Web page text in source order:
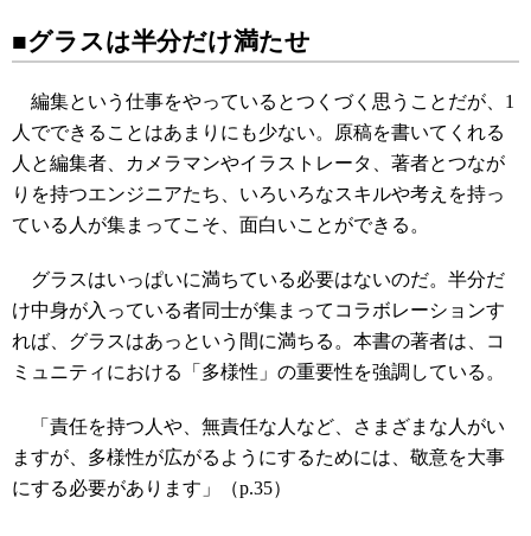
■グラスは半分だけ満たせ
編集という仕事をやっているとつくづく思うことだが、1
人でできることはあまりにも少ない。原稿を書いてくれる
人と編集者、カメラマンやイラストレータ、著者とつなが
りを持つエンジニアたち、いろいろなスキルや考えを持っ
ている人が集まってこそ、面白いことができる。
グラスはいっぱいに満ちている必要はないのだ。半分だ
け中身が入っている者同士が集まってコラボレーションす
れば、グラスはあっという間に満ちる。本書の著者は、コ
ミュニティにおける「多様性」の重要性を強調している。
「責任を持つ人や、無責任な人など、さまざまな人がい
ますが、多様性が広がるようにするためには、敬意を大事
にする必要があります」（p.35）